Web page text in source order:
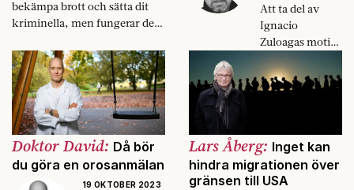
bekämpa brott och sätta dit
kriminella, men fungerar det
Att ta del av
Ignacio
Zuloagas motiv
på Kunsthalle är
en fest för den
som alltid
Doktor David: Då bör
du göra en orosanmälan
19 OKTOBER 2023
Lars Åberg: Inget kan
hindra migrationen över
gränsen till USA